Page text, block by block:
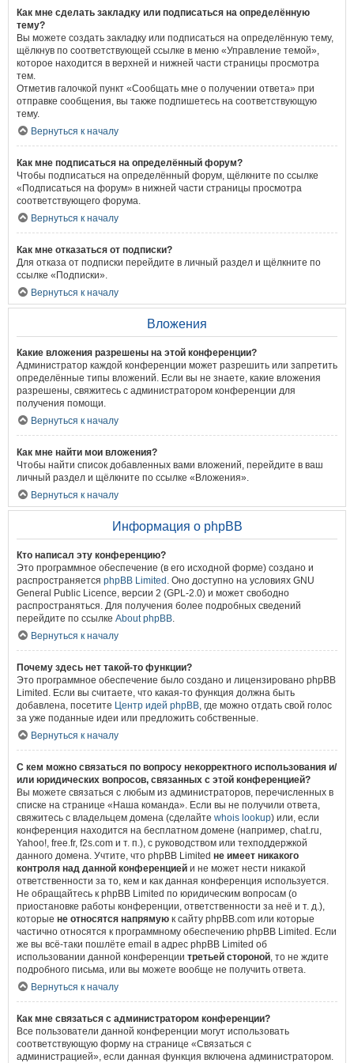
Как мне сделать закладку или подписаться на определённую
тему?
Вы можете создать закладку или подписаться на определённую тему,
щёлкнув по соответствующей ссылке в меню «Управление темой»,
которое находится в верхней и нижней части страницы просмотра
тем.
Отметив галочкой пункт «Сообщать мне о получении ответа» при
отправке сообщения, вы также подпишетесь на соответствующую
тему.
Вернуться к началу
Как мне подписаться на определённый форум?
Чтобы подписаться на определённый форум, щёлкните по ссылке
«Подписаться на форум» в нижней части страницы просмотра
соответствующего форума.
Вернуться к началу
Как мне отказаться от подписки?
Для отказа от подписки перейдите в личный раздел и щёлкните по
ссылке «Подписки».
Вернуться к началу
Вложения
Какие вложения разрешены на этой конференции?
Администратор каждой конференции может разрешить или запретить
определённые типы вложений. Если вы не знаете, какие вложения
разрешены, свяжитесь с администратором конференции для
получения помощи.
Вернуться к началу
Как мне найти мои вложения?
Чтобы найти список добавленных вами вложений, перейдите в ваш
личный раздел и щёлкните по ссылке «Вложения».
Вернуться к началу
Информация о phpBB
Кто написал эту конференцию?
Это программное обеспечение (в его исходной форме) создано и
распространяется phpBB Limited . Оно доступно на условиях GNU
General Public Licence, версии 2 (GPL-2.0) и может свободно
распространяться. Для получения более подробных сведений
перейдите по ссылке About phpBB.
Вернуться к началу
Почему здесь нет такой-то функции?
Это программное обеспечение было создано и лицензировано phpBB
Limited. Если вы считаете, что какая-то функция должна быть
добавлена, посетите Центр идей phpBB, где можно отдать свой голос
за уже поданные идеи или предложить собственные.
Вернуться к началу
С кем можно связаться по вопросу некорректного использования и/
или юридических вопросов, связанных с этой конференцией?
Вы можете связаться с любым из администраторов, перечисленных в
списке на странице «Наша команда». Если вы не получили ответа,
свяжитесь с владельцем домена (сделайте whois lookup) или, если
конференция находится на бесплатном домене (например, chat.ru,
Yahoo!, free.fr, f2s.com и т. п.), с руководством или техподдержкой
данного домена. Учтите, что phpBB Limited не имеет никакого
контроля над данной конференцией и не может нести никакой
ответственности за то, кем и как данная конференция используется.
Не обращайтесь к phpBB Limited по юридическим вопросам (о
приостановке работы конференции, ответственности за неё и т. д.),
которые не относятся напрямую к сайту phpBB.com или которые
частично относятся к программному обеспечению phpBB Limited. Если
же вы всё-таки пошлёте email в адрес phpBB Limited об
использовании данной конференции третьей стороной, то не ждите
подробного письма, или вы можете вообще не получить ответа.
Вернуться к началу
Как мне связаться с администратором конференции?
Все пользователи данной конференции могут использовать
соответствующую форму на странице «Связаться с
администрацией», если данная функция включена администратором.